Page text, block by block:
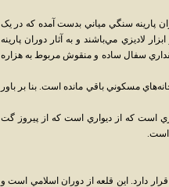
پارينه سنگي مياني بدست آمده که در يک
لاديزي مي‌باشند و به آثار دوران پارينه
سفال ساده و منقوش مربوط به هزاره
مسکوني باقي مانده است. بنا بر باور
است که از ديواري است که از پيروز گت
است.
روستاي تيس قرار دارد. اين قلعه از دوران اسلامي است و